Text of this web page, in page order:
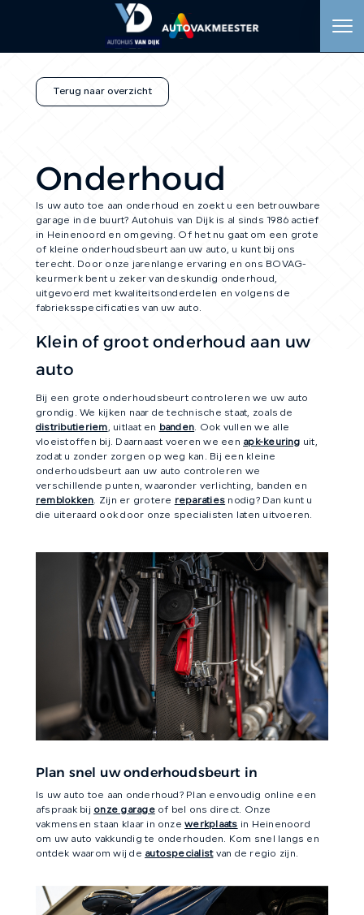
HOME
WERKPLAATS
DIENSTEN
OVER ONS
VERKOCHT
CONTACT
Terug naar overzicht
Onderhoud
Is uw auto toe aan onderhoud en zoekt u een betrouwbare
garage in de buurt? Autohuis van Dijk is al sinds 1986 actief
in Heinenoord en omgeving. Of het nu gaat om een grote
of kleine onderhoudsbeurt aan uw auto, u kunt bij ons
terecht. Door onze jarenlange ervaring en ons BOVAG-
keurmerk bent u zeker van deskundig onderhoud,
uitgevoerd met kwaliteitsonderdelen en volgens de
fabrieksspecificaties van uw auto.
Klein of groot onderhoud aan uw
auto
Bij een grote onderhoudsbeurt controleren we uw auto
grondig. We kijken naar de technische staat, zoals de
distributieriem, uitlaat en banden. Ook vullen we alle
vloeistoffen bij. Daarnaast voeren we een apk-keuring uit,
zodat u zonder zorgen op weg kan. Bij een kleine
onderhoudsbeurt aan uw auto controleren we
verschillende punten, waaronder verlichting, banden en
remblokken. Zijn er grotere reparaties nodig? Dan kunt u
die uiteraard ook door onze specialisten laten uitvoeren.
Plan snel uw onderhoudsbeurt in
Is uw auto toe aan onderhoud? Plan eenvoudig online een
afspraak bij onze garageof bel ons direct. Onze
vakmensen staan klaar in onzewerkplaats in Heinenoord
om uw auto vakkundig te onderhouden. Kom snel langs en
ontdek waarom wij de autospecialistvan de regio zijn.